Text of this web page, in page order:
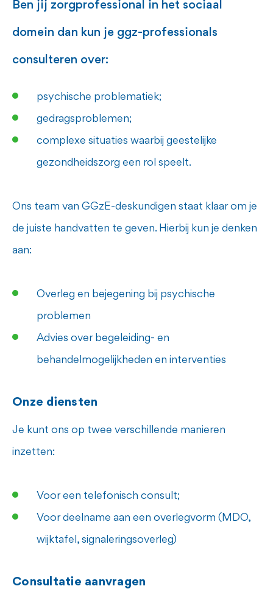
Ben jij zorgprofessional in het sociaal
domein dan kun je ggz-professionals
consulteren over:
psychische problematiek;
gedragsproblemen;
complexe situaties waarbij geestelijke
gezondheidszorg een rol speelt.
Ons team van GGzE-deskundigen staat klaar om je
de juiste handvatten te geven. Hierbij kun je denken
aan:
Overleg en bejegening bij psychische
problemen
Advies over begeleiding- en
behandelmogelijkheden en interventies
Onze diensten
Je kunt ons op twee verschillende manieren
inzetten:
Voor een telefonisch consult;
Voor deelname aan een overlegvorm (MDO,
wijktafel, signaleringsoverleg)
Consultatie aanvragen